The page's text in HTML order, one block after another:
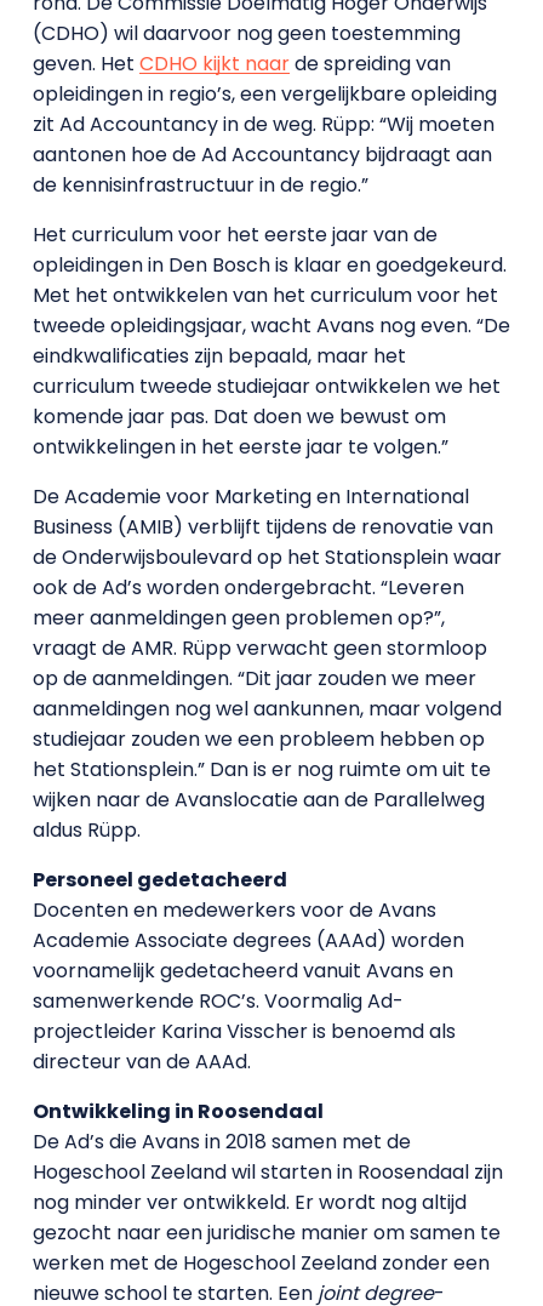
(CDHO) wil daarvoor nog geen toestemming
geven. Het CDHO kijkt naarde spreiding van
opleidingen in regio’s, een vergelijkbare opleiding
zit Ad Accountancy in de weg. Rüpp: “Wij moeten
aantonen hoe de Ad Accountancy bijdraagt aan
de kennisinfrastructuur in de regio.”
Het curriculum voor het eerste jaar van de
opleidingen in Den Bosch is klaar en goedgekeurd.
Met het ontwikkelen van het curriculum voor het
tweede opleidingsjaar, wacht Avans nog even. “De
eindkwalificaties zijn bepaald, maar het
curriculum tweede studiejaar ontwikkelen we het
komende jaar pas. Dat doen we bewust om
ontwikkelingen in het eerste jaar te volgen.”
De Academie voor Marketing en International
Business (AMIB) verblijft tijdens de renovatie van
de Onderwijsboulevard op het Stationsplein waar
ook de Ad’s worden ondergebracht. “Leveren
meer aanmeldingen geen problemen op?”,
vraagt de AMR. Rüpp verwacht geen stormloop
op de aanmeldingen. “Dit jaar zouden we meer
aanmeldingen nog wel aankunnen, maar volgend
studiejaar zouden we een probleem hebben op
het Stationsplein.” Dan is er nog ruimte om uit te
wijken naar de Avanslocatie aan de Parallelweg
aldus Rüpp.
Personeel gedetacheerd
Docenten en medewerkers voor de Avans
Academie Associate degrees (AAAd) worden
voornamelijk gedetacheerd vanuit Avans en
samenwerkende ROC’s. Voormalig Ad-
projectleider Karina Visscher is benoemd als
directeur van de AAAd.
Ontwikkeling in Roosendaal
De Ad’s die Avans in 2018 samen met de
Hogeschool Zeeland wil starten in Roosendaal zijn
nog minder ver ontwikkeld. Er wordt nog altijd
gezocht naar een juridische manier om samen te
werken met de Hogeschool Zeeland zonder een
nieuwe school te starten. Een joint degree-